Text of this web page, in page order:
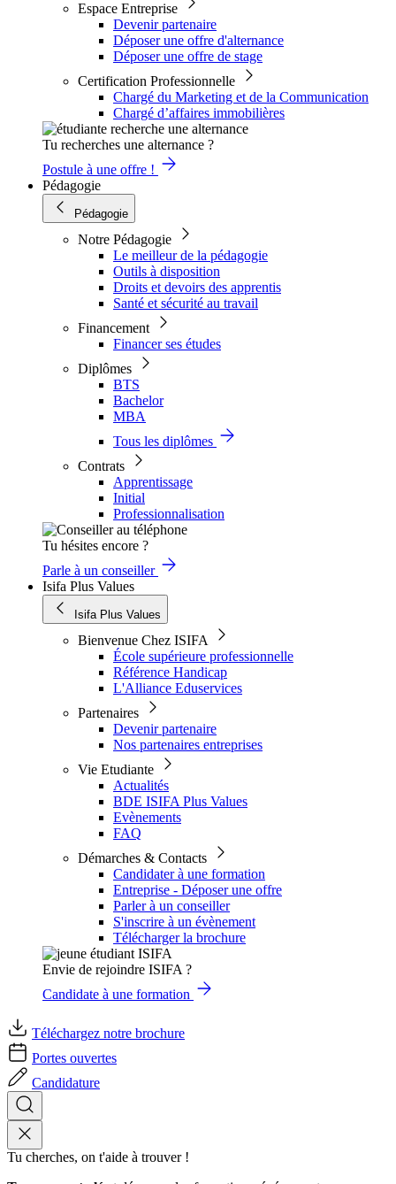
Espace Entreprise
Devenir partenaire
Déposer une offre d'alternance
Déposer une offre de stage
Certification Professionnelle
Chargé du Marketing et de la Communication
Chargé d’affaires immobilières
Tu recherches une alternance ?
Postule à une offre !
Pédagogie
Pédagogie
Notre Pédagogie
Le meilleur de la pédagogie
Outils à disposition
Droits et devoirs des apprentis
Santé et sécurité au travail
Financement
Financer ses études
Diplômes
BTS
Bachelor
MBA
Tous les diplômes
Contrats
Apprentissage
Initial
Professionnalisation
Tu hésites encore ?
Parle à un conseiller
Isifa Plus Values
Isifa Plus Values
Bienvenue Chez ISIFA
École supérieure professionnelle
Référence Handicap
L'Alliance Eduservices
Partenaires
Devenir partenaire
Nos partenaires entreprises
Vie Etudiante
Actualités
BDE ISIFA Plus Values
Evènements
FAQ
Démarches & Contacts
Candidater à une formation
Entreprise - Déposer une offre
Parler à un conseiller
S'inscrire à un évènement
Télécharger la brochure
Envie de rejoindre ISIFA ?
Candidate à une formation
Téléchargez notre brochure
Portes ouvertes
Candidature
Tu cherches, on t'aide à trouver !